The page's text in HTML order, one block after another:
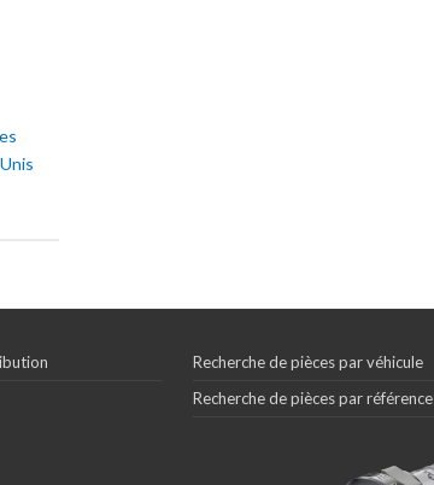
Recherche de pièces par véhicule
Recherche de pièces par référence